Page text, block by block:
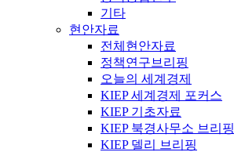
기타
현안자료
전체현안자료
정책연구브리핑
오늘의 세계경제
KIEP 세계경제 포커스
KIEP 기초자료
KIEP 북경사무소 브리핑
KIEP 델리 브리핑